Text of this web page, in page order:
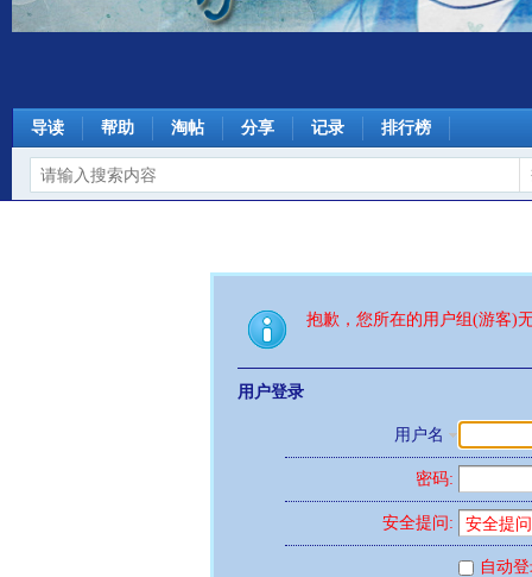
导读 帮助 淘帖 分享 记录 排行榜
抱歉，您所在的用户组(游客)
用户登录
用户名
密码:
安全提问:
自动